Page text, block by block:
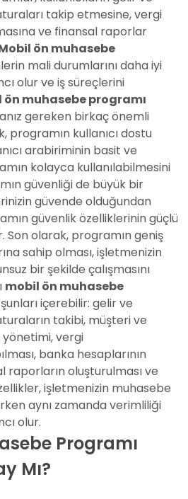
takip etmesine, vergi
ve finansal raporlar
ön muhasebe
mali durumlarını daha iyi
olur ve iş süreçlerini
ön muhasebe programı
gereken birkaç önemli
programın kullanıcı dostu
arabiriminin basit ve
kolayca kullanılabilmesini
güvenliği de büyük bir
güvende olduğundan
güvenlik özelliklerinin güçlü
Son olarak, programın geniş
sahip olması, işletmenizin
bir şekilde çalışmasını
mobil ön muhasebe
şunları içerebilir: gelir ve
takibi, müşteri ve
yönetimi, vergi
banka hesaplarının
raporların oluşturulması ve
işletmenizin muhasebe
aynı zamanda verimliliği
olur.
Programı
Mı?